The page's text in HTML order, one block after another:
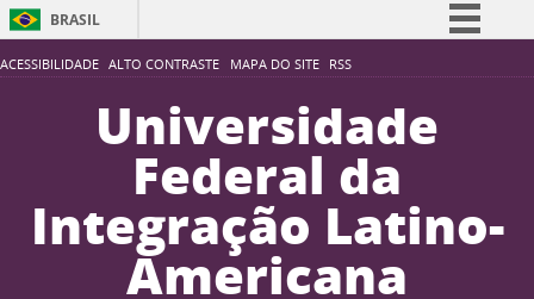
ACESSIBILIDADE ALTO CONTRASTE MAPA DO SITE RSS
BRASIL
Simplifique!
Participe
Acesso à informação
Legislação
Canais
Universidade
Federal da
Integração Latino-
Americana